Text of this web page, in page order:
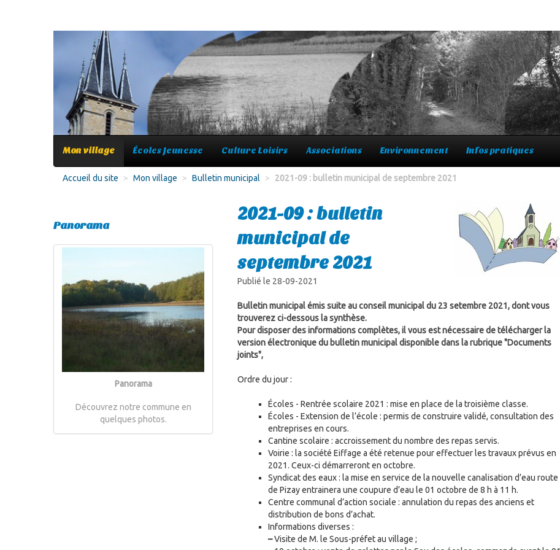
Mon village Écoles Jeunesse Culture Loisirs Associations Environnement Infos pratiques
Accueil du site > Mon village > Bulletin municipal > 2021-09 : bulletin municipal de septembre 2021
2021-09 : bulletin
municipal de
septembre 2021
Publié le 28-09-2021
Bulletin municipal émis suite au conseil municipal du 23 setembre 2021, dont vous
trouverez ci-dessous la synthèse.
Pour disposer des informations complètes, il vous est nécessaire de télécharger la
version électronique du bulletin municipal disponible dans la rubrique "Documents
joints",
Ordre du jour :
Écoles - Rentrée scolaire 2021 : mise en place de la troisième classe.
Écoles - Extension de l’école : permis de construire validé, consultation des
entreprises en cours.
Cantine scolaire : accroissement du nombre des repas servis.
Voirie : la société Eiffage a été retenue pour effectuer les travaux prévus en
2021. Ceux-ci démarreront en octobre.
Syndicat des eaux : la mise en service de la nouvelle canalisation d’eau route
de Pizay entrainera une coupure d’eau le 01 octobre de 8 h à 11 h.
Centre communal d’action sociale : annulation du repas des anciens et
distribution de bons d’achat.
Informations diverses :
–Visite de M. le Sous-préfet au village ;
Panorama
Panorama
Découvrez notre commune en
quelques photos.